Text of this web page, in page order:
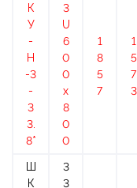
К
У
-
Н
-3
-
3
3.
8*
3
U
6
0
0
x
8
0
0
1
8
5
7
1
5
7
3
Ш
К
3
3